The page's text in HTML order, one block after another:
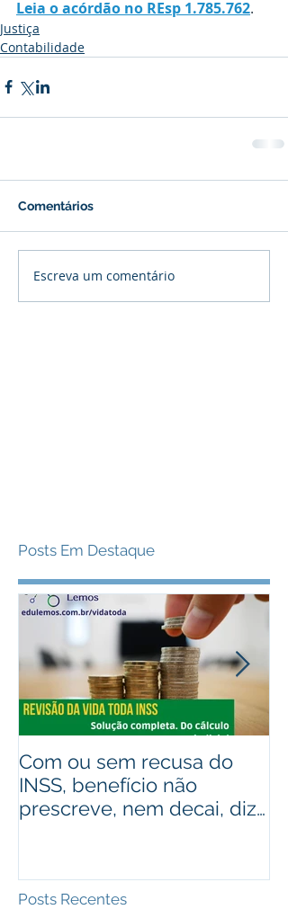
Leia o acórdão no REsp 1.785.762.
Justiça
Contabilidade
Comentários
Escreva um comentário
Posts Em Destaque
Com ou sem recusa do
INSS, benefício não
prescreve, nem decai, diz
Posts Recentes